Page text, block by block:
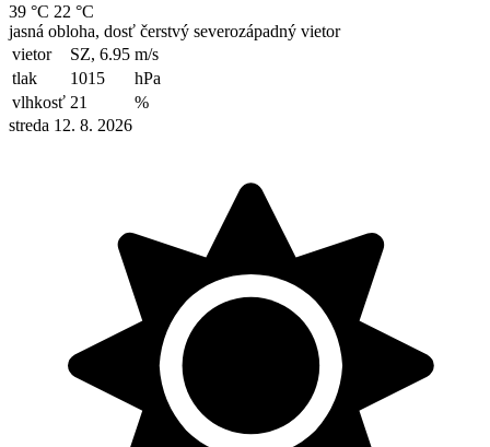
39 °C 22 °C
jasná obloha, dosť čerstvý severozápadný vietor
vietor
SZ, 6.95 m/s
tlak
1015
hPa
vlhkosť 21
%
streda 12. 8. 2026